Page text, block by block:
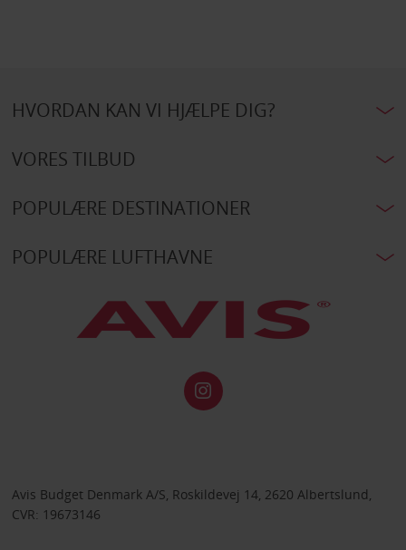
HVORDAN KAN VI HJÆLPE DIG?
VORES TILBUD
POPULÆRE DESTINATIONER
POPULÆRE LUFTHAVNE
Avis Budget Denmark A/S, Roskildevej 14, 2620 Albertslund,
CVR: 19673146